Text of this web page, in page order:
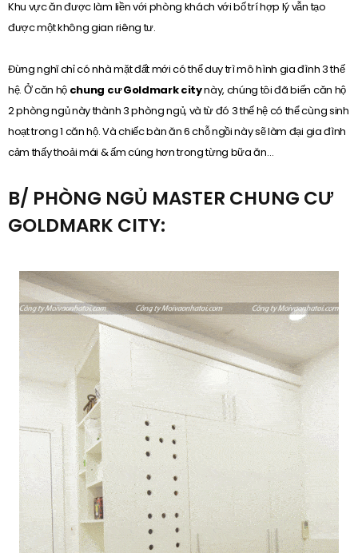
Khu vực ăn được làm liền với phòng khách với bố trí hợp lý vẫn tạo
được một không gian riêng tư.
Đừng nghĩ chỉ có nhà mặt đất mới có thể duy trì mô hình gia đình 3 thế
hệ. Ở căn hộ chung cư Goldmark citynày, chúng tôi đã biến căn hộ
2 phòng ngủ này thành 3 phòng ngủ, và từ đó 3 thế hệ có thể cùng sinh
hoạt trong 1 căn hộ. Và chiếc bàn ăn 6 chỗ ngồi này sẽ làm đại gia đình
cảm thấy thoải mái & ấm cúng hơn trong từng bữa ăn…
B/ PHÒNG NGỦ MASTER CHUNG CƯ
GOLDMARK CITY: